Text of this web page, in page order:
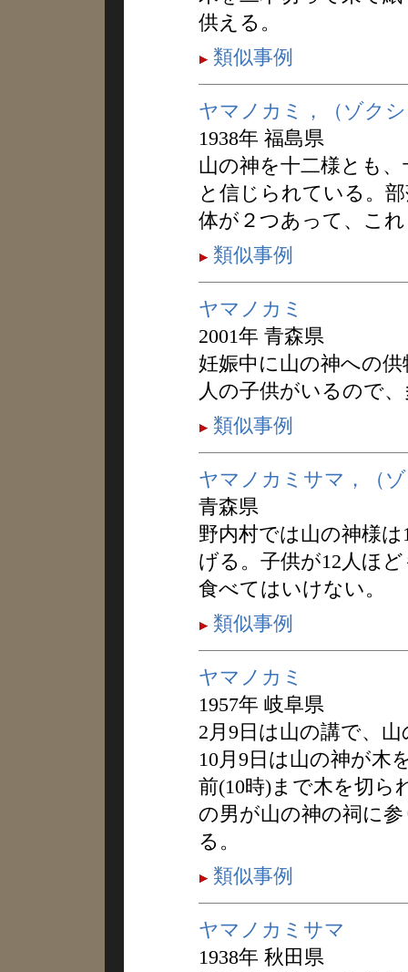
供える。
類似事例
ヤマノカミ，（ゾク
1938年 福島県
山の神を十二様とも
と信じられている。
体が２つあって、こ
類似事例
ヤマノカミ
2001年 青森県
妊娠中に山の神への
人の子供がいるので
類似事例
ヤマノカミサマ，（
青森県
野内村では山の神様
げる。子供が12人ほ
食べてはいけない。
類似事例
ヤマノカミ
1957年 岐阜県
2月9日は山の講で、
10月9日は山の神が木
前(10時)まで木を切ら
の男が山の神の祠に
る。
類似事例
ヤマノカミサマ
1938年 秋田県